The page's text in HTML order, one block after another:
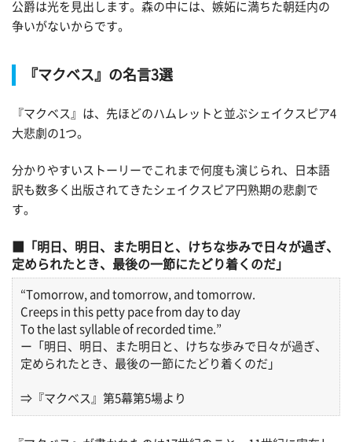
公爵は光を見出します。森の中には、嫉妬に満ちた朝廷内の
争いがないからです。
『マクベス』の名言3選
『マクベス』は、先ほどのハムレットと並ぶシェイクスピア4
大悲劇の1つ。
分かりやすいストーリーでこれまで何度も演じられ、日本語
訳も数多く出版されてきたシェイクスピア円熟期の悲劇で
す。
「明日、明日、また明日と、けちな歩みで日々が過ぎ、
定められたとき、最後の一節にたどり着くのだ」
“Tomorrow, and tomorrow, and tomorrow.
Creeps in this petty pace from day to day
To the last syllable of recorded time.”
ー「明日、明日、また明日と、けちな歩みで日々が過ぎ、
定められたとき、最後の一節にたどり着くのだ」
⇒『マクベス』第5幕第5場より